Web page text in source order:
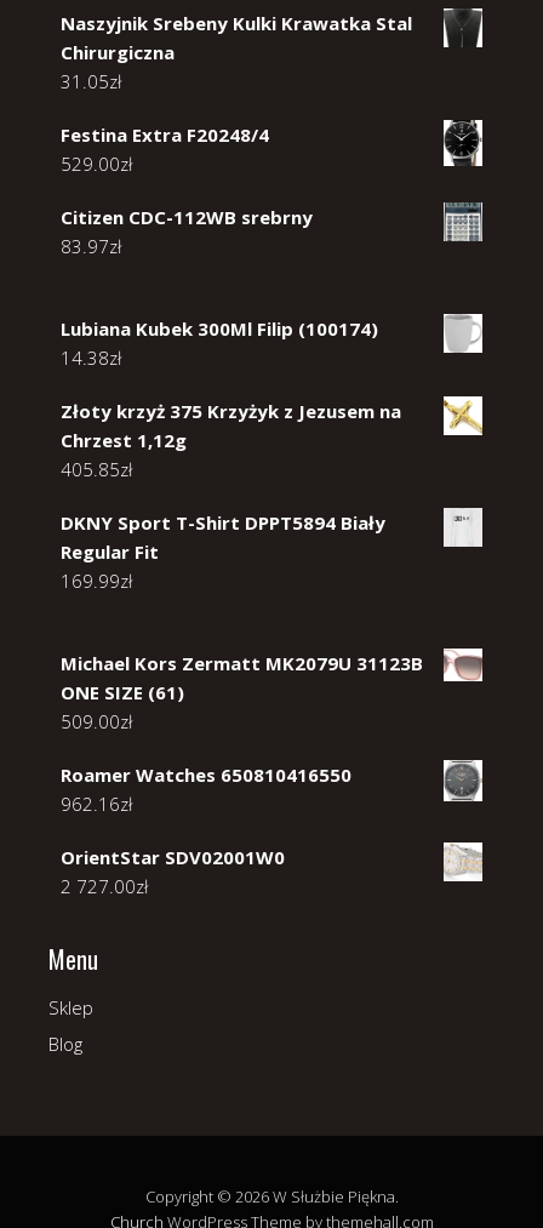
Naszyjnik Srebeny Kulki Krawatka Stal
Chirurgiczna
31.05zł
Festina Extra F20248/4
529.00zł
Citizen CDC-112WB srebrny
83.97zł
Lubiana Kubek 300Ml Filip (100174)
14.38zł
Złoty krzyż 375 Krzyżyk z Jezusem na
Chrzest 1,12g
405.85zł
DKNY Sport T-Shirt DPPT5894 Biały
Regular Fit
169.99zł
Michael Kors Zermatt MK2079U 31123B
ONE SIZE (61)
509.00zł
Roamer Watches 650810416550
962.16zł
OrientStar SDV02001W0
2 727.00zł
Menu
Sklep
Blog
Copyright © 2026 W Służbie Piękna.
Church WordPress Theme by themehall.com